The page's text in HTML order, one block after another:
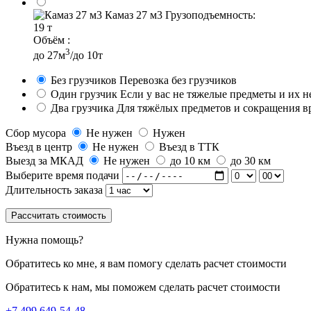
Камаз 27 м3 Грузоподъемность:
19 т
Объём :
до 27м3/до 10т
Без грузчиков Перевозка без грузчиков
Один грузчик Если у вас не тяжелые предметы и их
Два грузчика Для тяжёлых предметов и сокращения
Сбор мусора Не нужен
Нужен
Въезд в центр
Не нужен
Въезд в ТТК
Выезд за МКАД
Не нужен до 10 км
до 30 км
Выберите время подачи
Длительность заказа
Рассчитать стоимость
Нужна помощь?
Обратитесь ко мне, я вам помогу сделать расчет стоимости
Обратитесь к нам, мы поможем сделать расчет стоимости